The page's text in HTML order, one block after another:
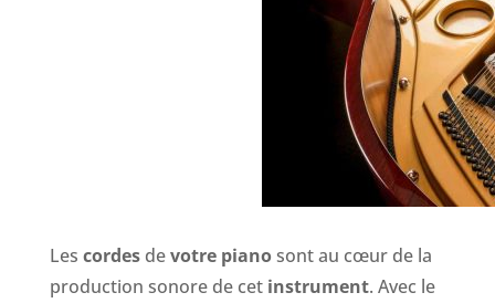
Les cordesdevotre pianosont au cœur de la
production sonore de cet instrument. Avec le